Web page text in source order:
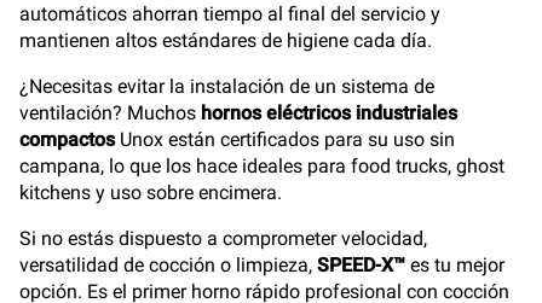
automáticos ahorran tiempo al final del servicio y
mantienen altos estándares de higiene cada día.
¿Necesitas evitar la instalación de un sistema de
ventilación? Muchos hornos eléctricos industriales
compactosUnox están certificados para su uso sin
campana, lo que los hace ideales para food trucks, ghost
kitchens y uso sobre encimera.
Si no estás dispuesto a comprometer velocidad,
versatilidad de cocción o limpieza, SPEED-X™ es tu mejor
opción. Es el primer horno rápido profesional con cocción